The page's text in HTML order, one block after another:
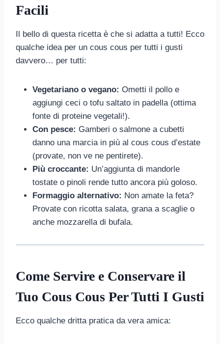
Facili
Il bello di questa ricetta è che si adatta a tutti! Ecco
qualche idea per un cous cous per tutti i gusti
davvero… per tutti:
Vegetariano o vegano: Ometti il pollo e
aggiungi ceci o tofu saltato in padella (ottima
fonte di proteine vegetali!).
Con pesce: Gamberi o salmone a cubetti
danno una marcia in più al cous cous d’estate
(provate, non ve ne pentirete).
Più croccante: Un’aggiunta di mandorle
tostate o pinoli rende tutto ancora più goloso.
Formaggio alternativo: Non amate la feta?
Provate con ricotta salata, grana a scaglie o
anche mozzarella di bufala.
Come Servire e Conservare il
Tuo Cous Cous Per Tutti I Gusti
Ecco qualche dritta pratica da vera amica: